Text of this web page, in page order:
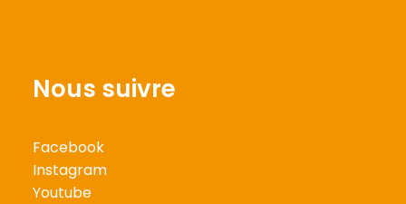
Nous suivre
Facebook
Instagram
Youtube